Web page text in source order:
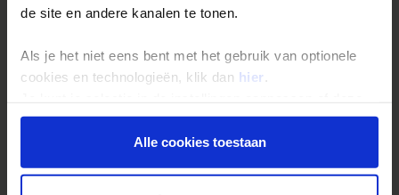
de site en andere kanalen te tonen.
Als je het niet eens bent met het gebruik van optionele
cookies en technologieën, klik dan hier .
onder aan de pagina op elk gewenst moment voor de
toekomst wijzigen.Alle cookies toestaan
Groepsreizen
Gegarandeerde reizen